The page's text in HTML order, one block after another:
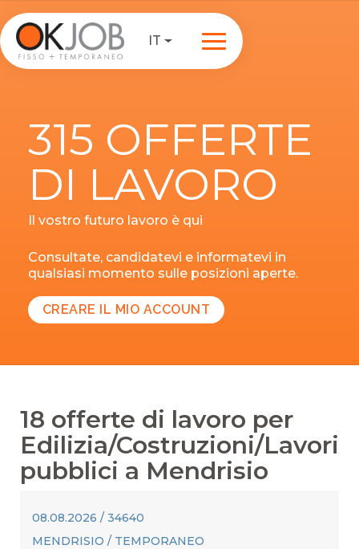
IT
315 OFFERTE
DI LAVORO
Il vostro futuro lavoro è qui
Consultate, candidatevi e informatevi in
qualsiasi momento sulle posizioni aperte.
CREARE IL MIO ACCOUNT
18 offerte di lavoro per
Edilizia/Costruzioni/Lavori
pubblici a Mendrisio
08.08.2026 / 34640
MENDRISIO / TEMPORANEO